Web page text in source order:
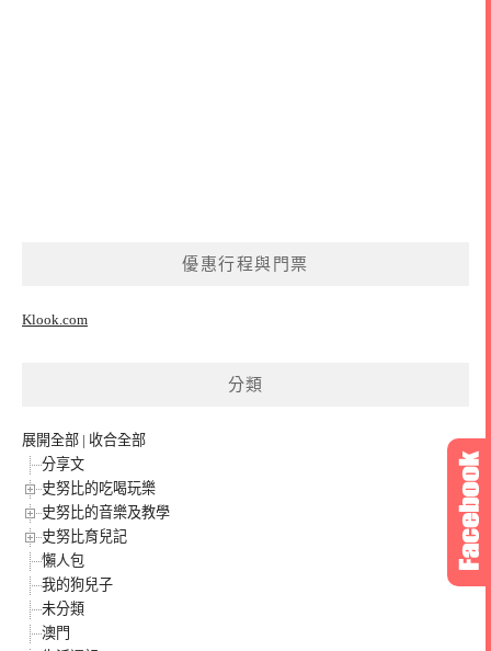
優惠行程與門票
Klook.com
分類
展開全部 | 收合全部
分享文
史努比的吃喝玩樂
史努比的音樂及教學
史努比育兒記
懶人包
我的狗兒子
未分類
澳門